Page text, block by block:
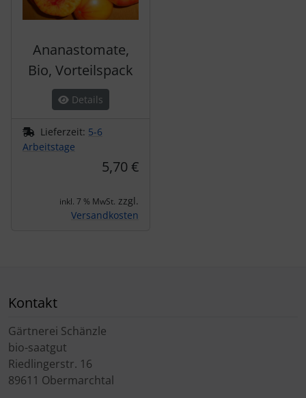
Ananastomate,
Bio, Vorteilspack
Details
Lieferzeit: 5-6
Arbeitstage
5,70 €
inkl. 7 % MwSt. zzgl.
Versandkosten
Kontakt
Gärtnerei Schänzle
bio-saatgut
Riedlingerstr. 16
89611 Obermarchtal